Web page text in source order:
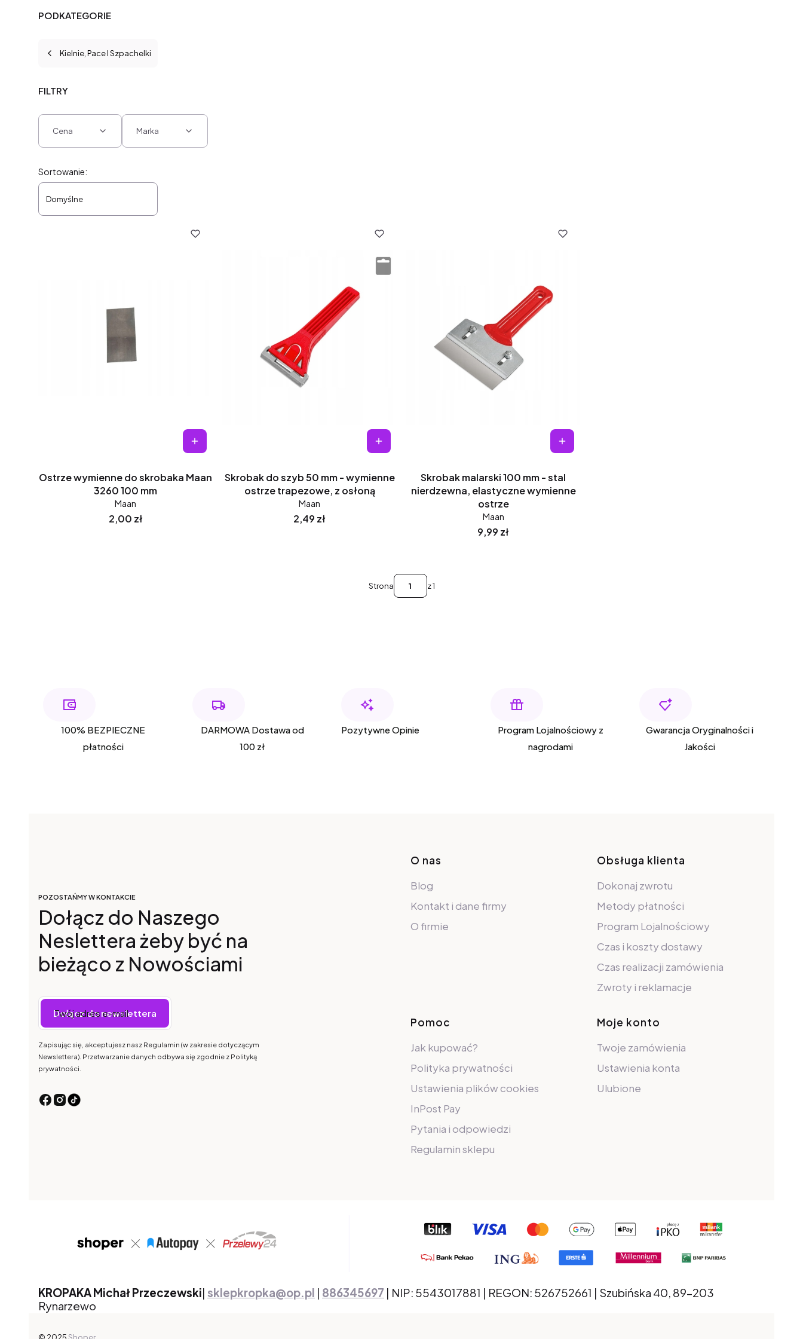
PODKATEGORIE
Kielnie, Pace I Szpachelki
FILTRY
Cena Marka
Lista produktów
Sortowanie:
Domyślne
Ostrze wymienne do skrobaka Maan
3260 100 mm
Maan
Cena
2,00 zł
Skrobak do szyb 50 mm - wymienne
ostrze trapezowe, z osłoną
Maan
Cena
2,49 zł
Skrobak malarski 100 mm - stal
nierdzewna, elastyczne wymienne
ostrze
Maan
Cena
9,99 zł
Strona z 1
100% BEZPIECZNE
płatności
DARMOWA Dostawa od
100 zł
Pozytywne Opinie
Program Lojalnościowy z
nagrodami
Gwarancja Oryginalności i
Jakości
POZOSTAŃMY W KONTAKCIE
Dołącz do Naszego
Neslettera żeby być na
bieżąco z Nowościami
Twój adres e-mail
Dołącz do newslettera
Zapisując się, akceptujesz nasz Regulamin (w zakresie dotyczącym
Newslettera). Przetwarzanie danych odbywa się zgodnie z Polityką
prywatności.
Linki w stopce
O nas
Blog
Kontakt i dane firmy
O firmie
Obsługa klienta
Dokonaj zwrotu
Metody płatności
Program Lojalnościowy
Czas i koszty dostawy
Czas realizacji zamówienia
Zwroty i reklamacje
Pomoc
Jak kupować?
Polityka prywatności
Ustawienia plików cookies
InPost Pay
Pytania i odpowiedzi
Regulamin sklepu
Moje konto
Twoje zamówienia
Ustawienia konta
Ulubione
KROPAKA Michał Przeczewski| sklepkropka@op.pl | 886345697 | NIP: 5543017881 | REGON: 526752661 | Szubińska 40, 89-203
Rynarzewo
© 2025Shoper